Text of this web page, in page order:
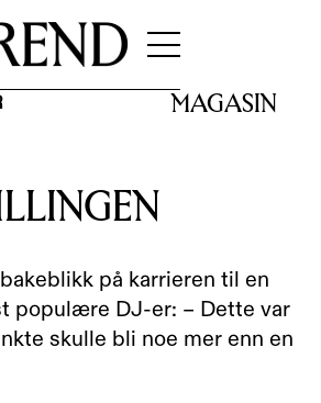
MAGASIN
på karrieren til en
populære DJ-er: – Dette var
skulle bli noe mer enn en